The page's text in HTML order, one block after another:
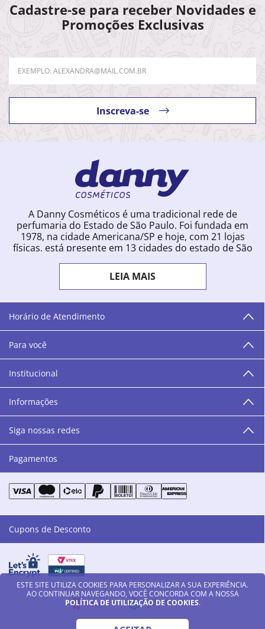
ESTE SITE UTILIZA COOKIES PARA PERSONALIZAR A SUA EXPERIÊNCIA.
AO CONTINUAR NAVEGANDO, VOCÊ CONCORDA COM A NOSSA
POLÍTICA DE UTILIZAÇÃO DE COOKIES.
Cadastre-se para receber Novidades e
Promoções Exclusivas
Inscreva-se
A Danny Cosméticos é uma tradicional rede de
perfumaria do Estado de São Paulo. Foi fundada em
1978, na cidade Americana/SP e hoje, com 21 lojas
físicas, está presente em 13 cidades do estado de São
começou a vender para todo o território brasileiro.
Com uma infinidade de marcas e a filosofia de vender
produtos que vão do popular ao luxo, a Danny
Cosméticos mantém parceria com aproximadamente
300 grandes fornecedores e lançamentos diários na
área de beleza. São 12 centros técnicos que oferecem
programação semanal de cursos e encontros.
“O varejo corre nas nossas veias como nossos valores
humanos, éticos e morais. E que o branco e o azul anil,
as cores da Danny Cosméticos, possam continuar
transmitindo paz e harmonia para todos vocês!”
LEIA MAIS
Horário de Atendimento
Para você
Institucional
Informações
Siga nossas redes
Pagamentos
Cupons de Desconto